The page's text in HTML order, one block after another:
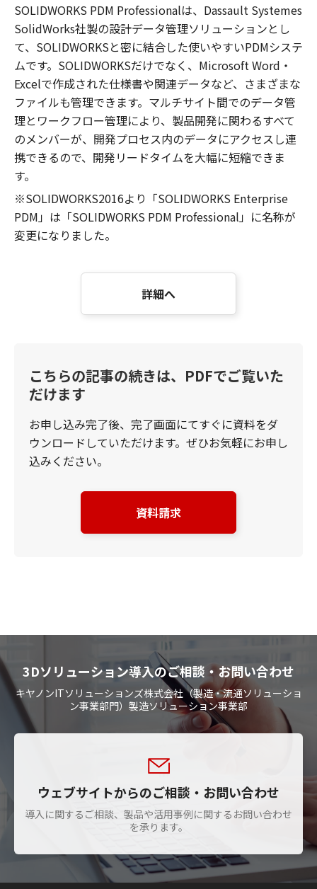
SOLIDWORKS PDM Professionalは、Dassault Systemes
SolidWorks社製の設計データ管理ソリューションとし
て、SOLIDWORKSと密に結合した使いやすいPDMシステ
ムです。SOLIDWORKSだけでなく、Microsoft Word・
Excelで作成された仕様書や関連データなど、さまざまな
ファイルも管理できます。マルチサイト間でのデータ管
理とワークフロー管理により、製品開発に関わるすべて
のメンバーが、開発プロセス内のデータにアクセスし連
携できるので、開発リードタイムを大幅に短縮できま
す。
※SOLIDWORKS2016より「SOLIDWORKS Enterprise
PDM」は「SOLIDWORKS PDM Professional」に名称が
変更になりました。
詳細へ
こちらの記事の続きは、PDFでご覧いた
だけます
お申し込み完了後、完了画面にてすぐに資料をダ
ウンロードしていただけます。ぜひお気軽にお申し
込みください。
資料請求
3Dソリューション導入のご相談・お問い合わせ
キヤノンITソリューションズ株式会社（製造・流通ソリューショ
ン事業部門）製造ソリューション事業部
ウェブサイトからのご相談・お問い合わせ
導入に関するご相談、製品や活用事例に関するお問い合わせ
を承ります。